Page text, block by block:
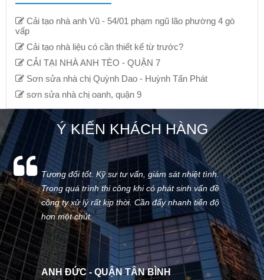
Cải tạo nhà anh Vũ - 54/01 phạm ngũ lão phường 4 gò
vấp
Cải tạo nhà liệu có cần thiết kế từ trước?
CẢI TẠI NHÀ ANH TÈO - QUẬN 7
Sơn sửa nhà chị Quỳnh Dao - Huỳnh Tấn Phát
sơn sửa nhà chị oanh, quận 9
Ý KIẾN KHÁCH HÀNG
Tương đối tốt. Kỹ sư tư vấn, giám sát nhiệt tình.
Trong quá trình thi công khi có phát sinh vấn đề
công ty xử lý rất kịp thời. Cần đẩy nhanh tiến độ
hơn một chút.
ANH ĐỨC - QUẬN TÂN BÌNH